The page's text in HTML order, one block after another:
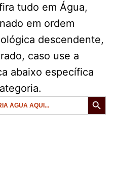
tudo em Água,
em ordem
descendente,
caso use a
abaixo específica
Search